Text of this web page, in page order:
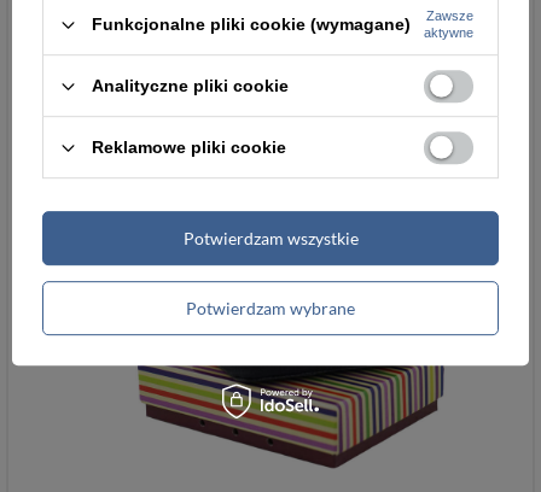
Funkcjonalne pliki cookie (wymagane)
Zawsze
aktywne
Analityczne pliki cookie
Reklamowe pliki cookie
Potwierdzam wybrane
Potwierdzam wszystkie